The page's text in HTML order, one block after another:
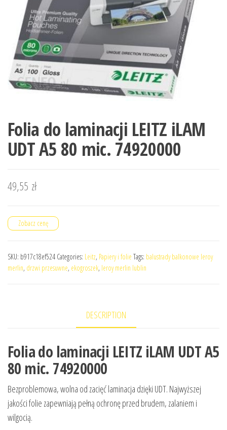
Folia do laminacji LEITZ iLAM
UDT A5 80 mic. 74920000
49,55 zł
Zobacz cenę
SKU: b917c18ef524 Categories: Leitz, Papiery i folie Tags: balustrady balkonowe leroy
merlin, drzwi przesuwne, ekogroszek, leroy merlin lublin
DESCRIPTION
Folia do laminacji LEITZ iLAM UDT A5
80 mic. 74920000
Bezproblemowa, wolna od zacięć laminacja dzięki UDT. Najwyższej
jakości folie zapewniają pełną ochronę przed brudem, zalaniem i
wilgocią.